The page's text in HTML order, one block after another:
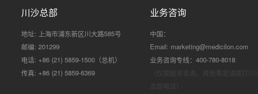
川沙总部
地址: 上海市浦东新区川大路585号
邮编: 201299
电话: +86 (21) 5859-1500（总机）
传真: +86 (21) 5859-6369
业务咨询
中国：
Email: marketing@medicilon.com
业务咨询专线：400-780-8018